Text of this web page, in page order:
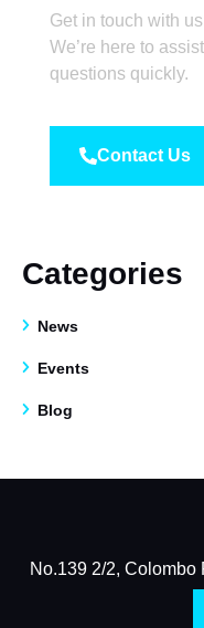
Get in touch with
We’re here to
questions quickly.
Contact Us
Categories
News
Events
Blog
No.139 2/2,